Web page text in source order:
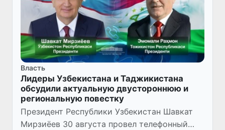
Власть
Лидеры Узбекистана и Таджикистана
обсудили актуальную двустороннюю и
региональную повестку
Президент Республики Узбекистан Шавкат
Мирзиёев 30 августа провел телефонный